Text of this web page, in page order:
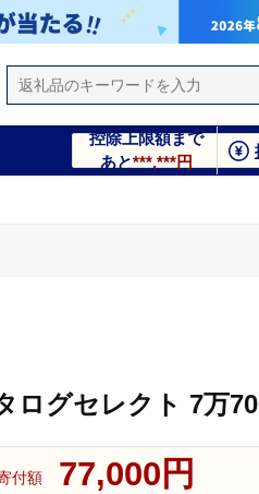
控除上限額まで
あと***,***円
ログセレクト 7万
付額 77,000円